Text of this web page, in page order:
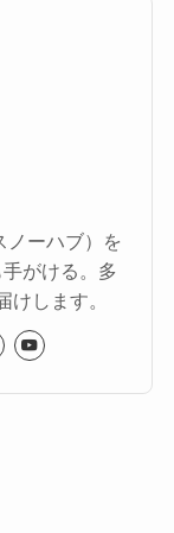
ノーハブ）を
がける。多
けします。